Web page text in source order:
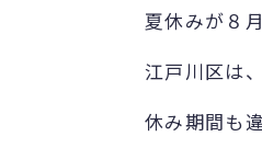
夏休みが８
江戸川区は
休み期間も